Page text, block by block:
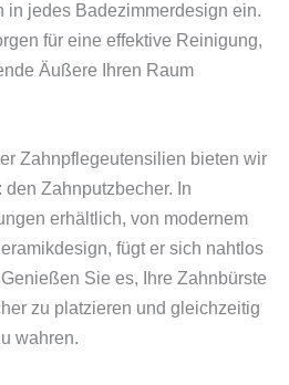
in jedes Badezimmerdesign ein.
für eine effektive Reinigung,
Äußere Ihren Raum
Zahnpflegeutensilien bieten wir
Zahnputzbecher. In
erhältlich, von modernem
fügt er sich nahtlos
Sie es, Ihre Zahnbürste
zu platzieren und gleichzeitig
wahren.